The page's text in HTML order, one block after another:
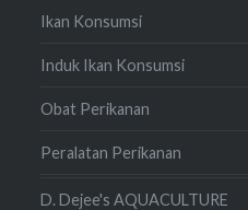
Ikan Konsumsi
Induk Ikan Konsumsi
Obat Perikanan
Peralatan Perikanan
D. Dejee's AQUACULTURE